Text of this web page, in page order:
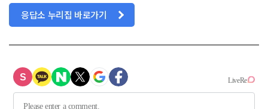
응답소 누리집 바로가기